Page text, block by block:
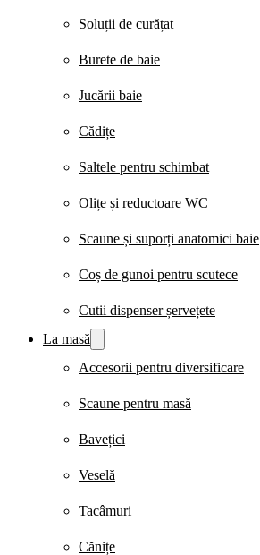
Soluții de curățat
Burete de baie
Jucării baie
Cădițe
Saltele pentru schimbat
Olițe și reductoare WC
Scaune și suporți anatomici baie
Coș de gunoi pentru scutece
Cutii dispenser șervețete
La masă
Accesorii pentru diversificare
Scaune pentru masă
Bavețici
Veselă
Tacâmuri
Cănițe